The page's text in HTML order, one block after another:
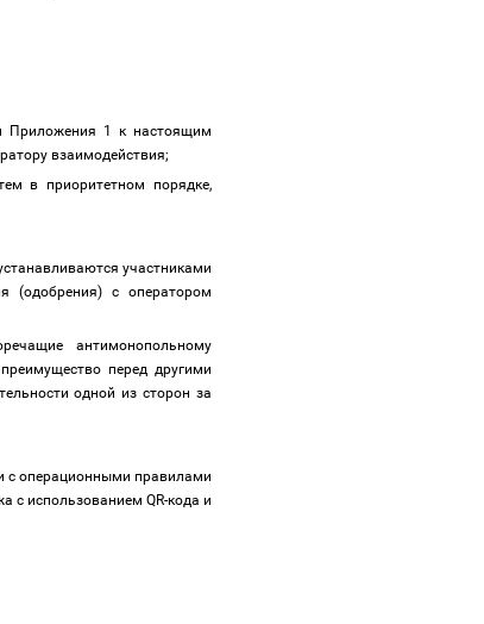
Приложения 1 к настоящим
взаимодействия;
в приоритетном порядке,
участниками
(одобрения) с оператором
антимонопольному
перед другими
одной из сторон за
с операционными правилами
с использованием QR-кода и